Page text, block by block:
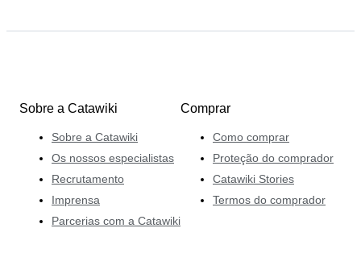
Sobre a Catawiki
Sobre a Catawiki
Os nossos especialistas
Recrutamento
Imprensa
Parcerias com a Catawiki
Comprar
Como comprar
Proteção do comprador
Catawiki Stories
Termos do comprador